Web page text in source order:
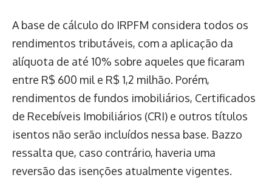
A base de cálculo do IRPFM considera todos os
rendimentos tributáveis, com a aplicação da
alíquota de até 10% sobre aqueles que ficaram
entre R$ 600 mil e R$ 1,2 milhão. Porém,
rendimentos de fundos imobiliários, Certificados
de Recebíveis Imobiliários (CRI) e outros títulos
isentos não serão incluídos nessa base. Bazzo
ressalta que, caso contrário, haveria uma
reversão das isenções atualmente vigentes.